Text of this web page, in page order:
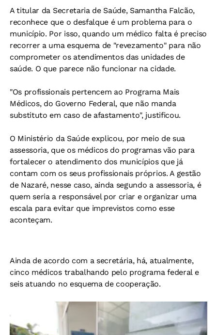
A titular da Secretaria de Saúde, Samantha Falcão,
reconhece que o desfalque é um problema para o
município. Por isso, quando um médico falta é preciso
recorrer a uma esquema de "revezamento" para não
comprometer os atendimentos das unidades de
saúde. O que parece não funcionar na cidade.
"Os profissionais pertencem ao Programa Mais
Médicos, do Governo Federal, que não manda
substituto em caso de afastamento", justificou.
O Ministério da Saúde explicou, por meio de sua
assessoria, que os médicos do programas vão para
fortalecer o atendimento dos municípios que já
contam com os seus profissionais próprios. A gestão
de Nazaré, nesse caso, ainda segundo a assessoria, é
quem seria a responsável por criar e organizar uma
escala para evitar que imprevistos como esse
aconteçam.
Ainda de acordo com a secretária, há, atualmente,
cinco médicos trabalhando pelo programa federal e
seis atuando no esquema de cooperação.